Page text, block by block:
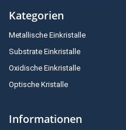
Kategorien
Metallische Einkristalle
Substrate Einkristalle
Oxidische Einkristalle
Optische Kristalle
Informationen